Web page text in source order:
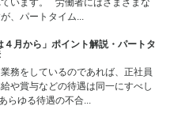
います。 労働者にはさまざまな
、パートタイム...
月から」ポイント解説・パートタ
務をしているのであれば、正社員
や賞与などの待遇は同一にすべし
ゆる待遇の不合...